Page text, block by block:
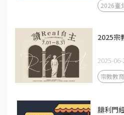
2026臺
2025宗
2025-06-
宗教教育
腓利門